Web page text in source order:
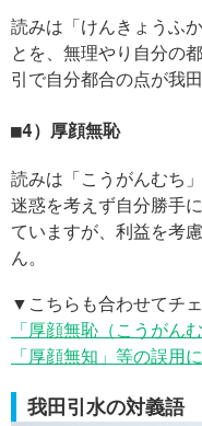
読みは「けんきょうふ
とを、無理やり自分の
引で自分都合の点が我
4）厚顔無恥
読みは「こうがんむち
迷惑を考えず自分勝手
ていますが、利益を考
ん。
▼こちらも合わせてチェ
「厚顔無恥（こうがん
「厚顔無知」等の誤用
我田引水の対義語